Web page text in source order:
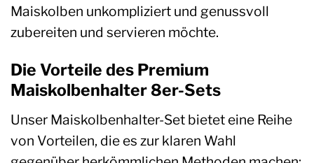
Maiskolben unkompliziert und genussvoll
zubereiten und servieren möchte.
Die Vorteile des Premium
Maiskolbenhalter 8er-Sets
Unser Maiskolbenhalter-Set bietet eine Reihe
von Vorteilen, die es zur klaren Wahl